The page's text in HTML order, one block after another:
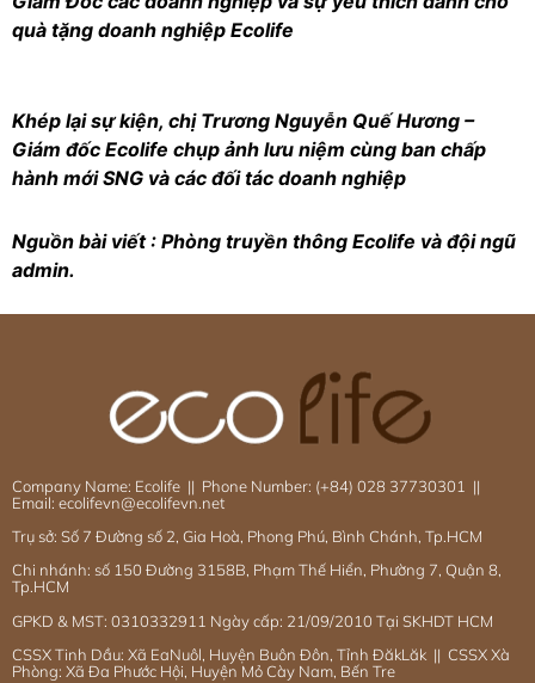
quà tặng doanh nghiệp Ecolife
Khép lại sự kiện, chị Trương Nguyễn Quế Hương –
Giám đốc Ecolife chụp ảnh lưu niệm cùng ban chấp
hành mới SNG và các đối tác doanh nghiệp
Nguồn bài viết : Phòng truyền thông Ecolife và đội ngũ
admin.
Company Name: Ecolife || Phone Number: (+84) 028 37730301 ||
Email: ecolifevn@ecolifevn.net
Trụ sở: Số 7 Đường số 2, Gia Hoà, Phong Phú, Bình Chánh, Tp.HCM
Chi nhánh: số 150 Đường 3158B, Phạm Thế Hiển, Phường 7, Quận 8,
Tp.HCM
GPKD & MST: 0310332911 Ngày cấp: 21/09/2010 Tại SKHDT HCM
CSSX Tinh Dầu: Xã EaNuôl, Huyện Buôn Đôn, Tỉnh ĐăkLăk || CSSX Xà
Phòng: Xã Đa Phước Hội, Huyện Mỏ Cày Nam, Bến Tre